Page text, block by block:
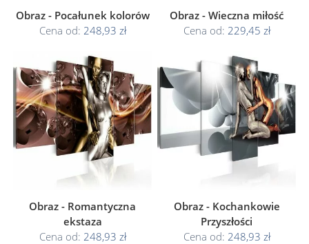
Obraz - Pocałunek kolorów
Cena od: 248,93 zł
Obraz - Wieczna miłość
Cena od: 229,45 zł
Obraz - Romantyczna
ekstaza
Cena od: 248,93 zł
Obraz - Kochankowie
Przyszłości
Cena od: 248,93 zł